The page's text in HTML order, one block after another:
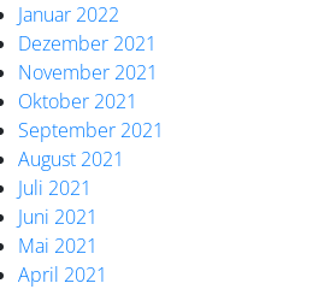
Januar 2022
Dezember 2021
November 2021
Oktober 2021
September 2021
August 2021
Juli 2021
Juni 2021
Mai 2021
April 2021